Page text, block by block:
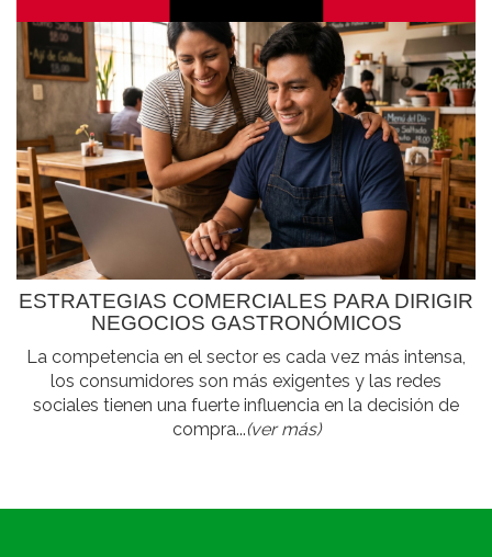
ESTRATEGIAS COMERCIALES PARA DIRIGIR
NEGOCIOS GASTRONÓMICOS
La competencia en el sector es cada vez más intensa,
los consumidores son más exigentes y las redes
sociales tienen una fuerte influencia en la decisión de
compra...(ver más)